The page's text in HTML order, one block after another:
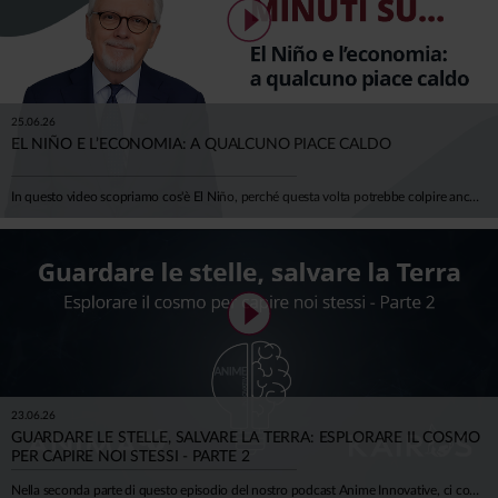
25.06.26
EL NIÑO E L’ECONOMIA: A QUALCUNO PIACE CALDO
23.06.26
GUARDARE LE STELLE, SALVARE LA TERRA: ESPLORARE IL COSMO
PER CAPIRE NOI STESSI - PARTE 2